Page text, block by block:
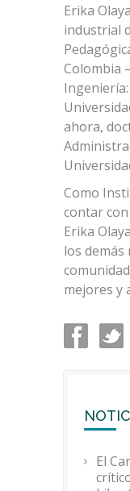
Erika
industrial
Colombia
ahora,
Como
contar
Erika
los
mejores y
El